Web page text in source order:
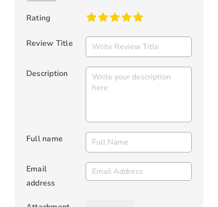
Rating
Review Title
Description
Full name
Email
address